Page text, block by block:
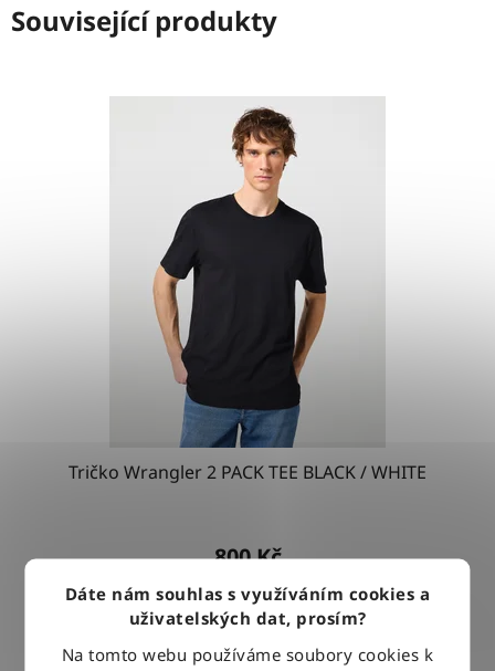
Dáte nám souhlas s využíváním cookies a
uživatelských dat, prosím?
Na tomto webu používáme soubory cookies k
Související produkty
Tričko Wrangler 2 PACK TEE BLACK / WHITE
800 Kč
DETAIL